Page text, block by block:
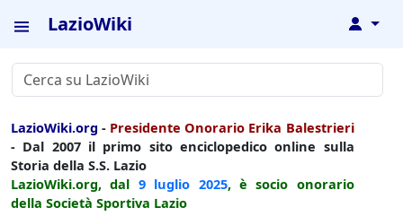
LazioWiki ↓
LazioWiki.org - Presidente Onorario Erika Balestrieri
- Dal 2007 il primo sito enciclopedico online sulla
Storia della S.S. Lazio
LazioWiki.org, dal 9 luglio 2025, è socio onorario
della Società Sportiva Lazio